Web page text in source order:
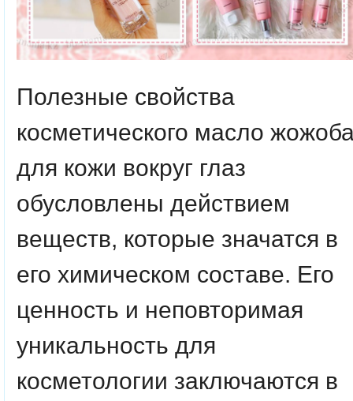
Полезные свойства
косметического масло
для кожи вокруг глаз
обусловлены действием
веществ, которые значатся в
его химическом составе. Его
ценность и неповторимая
уникальность для
косметологии заключаются в